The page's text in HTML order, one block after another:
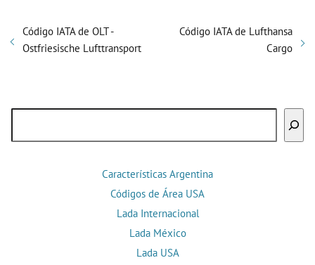
Código IATA de OLT -
Ostfriesische Lufttransport
Código IATA de Lufthansa
Cargo
Características Argentina
Códigos de Área USA
Lada Internacional
Lada México
Lada USA